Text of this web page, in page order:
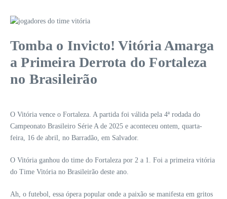
Tomba o Invicto! Vitória Amarga
a Primeira Derrota do Fortaleza
no Brasileirão
O Vitória vence o Fortaleza. A partida foi válida pela 4ª rodada do
Campeonato Brasileiro Série A de 2025 e aconteceu ontem, quarta-
feira, 16 de abril, no Barradão, em Salvador.
O Vitória ganhou do time do Fortaleza por 2 a 1. Foi a primeira vitória
do Time Vitória no Brasileirão deste ano.
Ah, o futebol, essa ópera popular onde a paixão se manifesta em gritos